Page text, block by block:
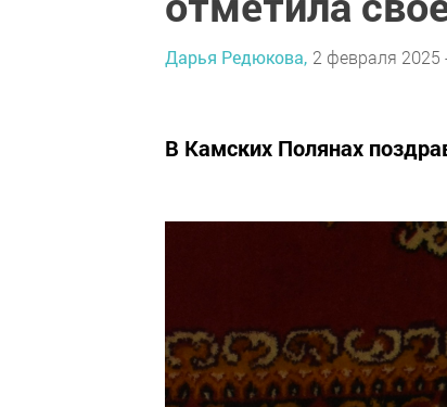
Дарья Редюкова, 2 февраля 2025
В Камских Полянах